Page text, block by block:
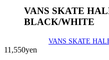
VANS SKATE
BLACK/WHITE
VANS SKATE
11,550yen